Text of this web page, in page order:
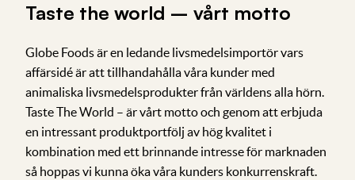
Taste the world – vårt motto
Globe Foods är en ledande livsmedelsimportör vars
affärsidé är att tillhandahålla våra kunder med
animaliska livsmedelsprodukter från världens alla hörn.
Taste The World – är vårt motto och genom att erbjuda
en intressant produktportfölj av hög kvalitet i
kombination med ett brinnande intresse för marknaden
så hoppas vi kunna öka våra kunders konkurrenskraft.